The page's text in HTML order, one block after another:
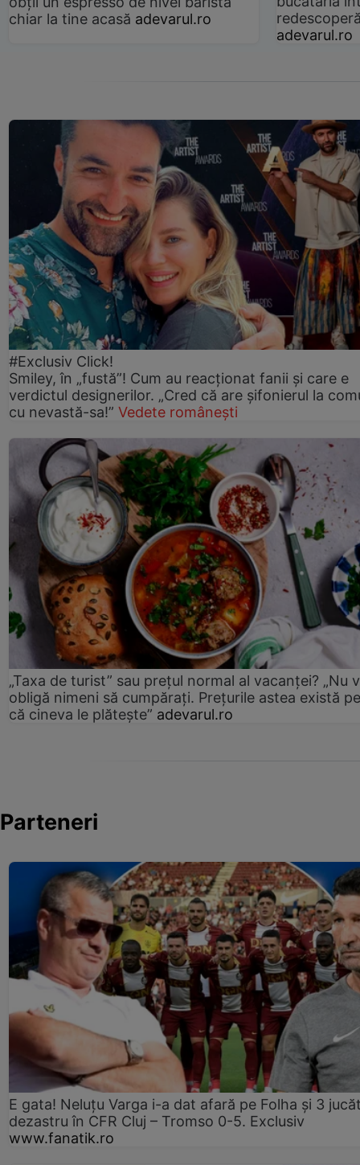
chiar la tine acasă adevarul.ro
adevarul.ro
#Exclusiv Click!
Smiley, în „fustă”! Cum au reacționat fanii și care e
verdictul designerilor. „Cred că are șifonierul la
cu nevastă-sa!” Vedete românești
„Taxa de turist” sau prețul normal al vacanței? „Nu
obligă nimeni să cumpărați. Prețurile astea există
că cineva le plătește” adevarul.ro
Parteneri
E gata! Neluțu Varga i-a dat afară pe Folha și 3
dezastru în CFR Cluj – Tromso 0-5. Exclusiv
www.fanatik.ro